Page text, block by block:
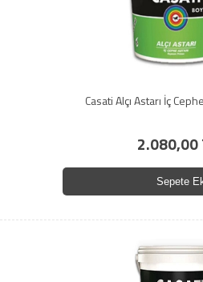
Casati Alçı Astarı İç
2.080,00
Sepete